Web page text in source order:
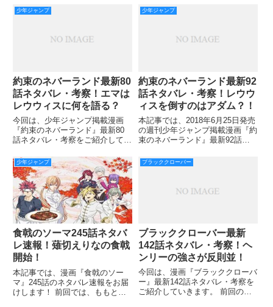
だからと言うよりは 、愛情を向
けてくれる存在だからって感じが
まるでない訳じゃないですが
少年ジャンプ
約束のネバーランド最新80
話ネタバレ・考察！エマは
レウウィスに何を語る？
今回は、少年ジャンプ掲載漫画
『約束のネバーランド』最新80
話ネタバレ・考察をご紹介してい
ちの作戦が見事きまり、ノウマを
倒すことができました。 閃光弾
の目くらましが効き、特殊弾をノ
ウマの仮面に当て、ソーニャがお
少年ジャンプ
約束のネバーランド最新92
話ネタバレ・考察！レウウ
ィスを倒すのはアダム？！
本記事では、2018年6月25日発売
の週刊少年ジャンプ掲載漫画『約
束のネバーランド』最新92話の
けしたいと思います。 待ちに待
った(？！)アダムの登場に沸いた
の再生能力に関すること
少年ジャンプ
食戟のソーマ245話ネタバ
レ速報！薙切えりなの食戟
開始！
本記事では、漫画『食戟のソー
マ』245話のネタバレ速報をお届
けします！ 前回では、ももとえ
ブラッククローバー
ブラッククローバー最新
142話ネタバレ・考察！ヘ
ンリーの強さが反則並！
今回は、漫画『ブラッククローバ
ー』最新142話ネタバレ・考察を
ご紹介していきます。 前回の